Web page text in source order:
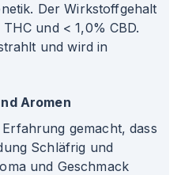
Der Wirkstoffgehalt
und < 1,0% CBD.
und wird in
Aromen
gemacht, dass
Schläfrig und
und Geschmack